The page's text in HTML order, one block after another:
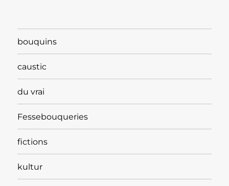
bouquins
caustic
du vrai
Fessebouqueries
fictions
kultur